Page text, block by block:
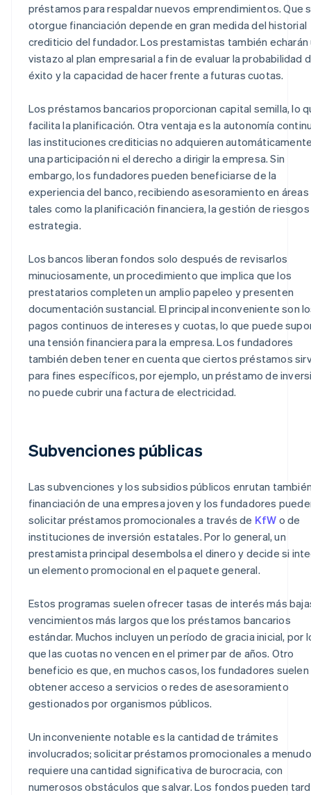
préstamos para respaldar nuevos emprendimientos. Que
otorgue financiación depende en gran medida del historial
crediticio del fundador. Los prestamistas también echarán
vistazo al plan empresarial a fin de evaluar la probabilidad
éxito y la capacidad de hacer frente a futuras cuotas.
Los préstamos bancarios proporcionan capital semilla, lo
facilita la planificación. Otra ventaja es la autonomía
las instituciones crediticias no adquieren
una participación ni el derecho a dirigir la empresa. Sin
embargo, los fundadores pueden beneficiarse de la
experiencia del banco, recibiendo asesoramiento en áreas
tales como la planificación financiera, la gestión de riesgos
estrategia.
Los bancos liberan fondos solo después de revisarlos
minuciosamente, un procedimiento que implica que los
prestatarios completen un amplio papeleo y presenten
documentación sustancial. El principal inconveniente son
pagos continuos de intereses y cuotas, lo que puede
una tensión financiera para la empresa. Los fundadores
también deben tener en cuenta que ciertos préstamos
para fines específicos, por ejemplo, un préstamo de
no puede cubrir una factura de electricidad.
Subvenciones públicas
Las subvenciones y los subsidios públicos enrutan
financiación de una empresa joven y los fundadores
solicitar préstamos promocionales a través de KfW o de
instituciones de inversión estatales. Por lo general, un
prestamista principal desembolsa el dinero y decide si
un elemento promocional en el paquete general.
Estos programas suelen ofrecer tasas de interés más
vencimientos más largos que los préstamos bancarios
estándar. Muchos incluyen un período de gracia inicial, por
que las cuotas no vencen en el primer par de años. Otro
beneficio es que, en muchos casos, los fundadores suelen
obtener acceso a servicios o redes de asesoramiento
gestionados por organismos públicos.
Un inconveniente notable es la cantidad de trámites
involucrados; solicitar préstamos promocionales a menudo
requiere una cantidad significativa de burocracia, con
numerosos obstáculos que salvar. Los fondos pueden